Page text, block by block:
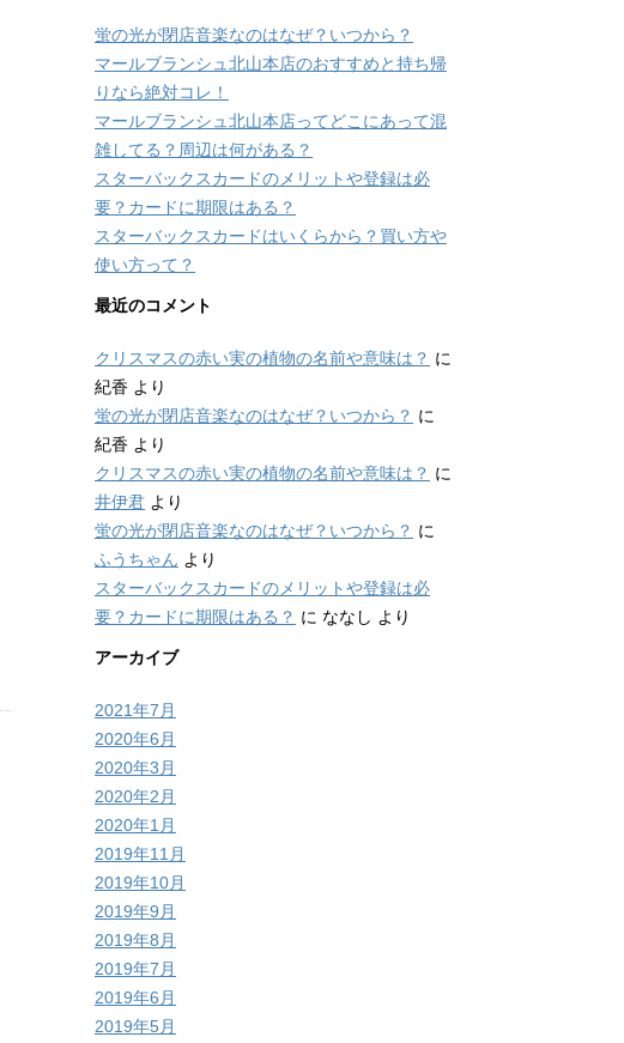
蛍の光が閉店音楽なのはなぜ？いつから？
マールブランシュ北山本店のおすすめと持ち帰
りなら絶対コレ！
マールブランシュ北山本店ってどこにあって混
雑してる？周辺は何がある？
スターバックスカードのメリットや登録は必
要？カードに期限はある？
スターバックスカードはいくらから？買い方や
使い方って？
最近のコメント
クリスマスの赤い実の植物の名前や意味は？ に
紀香 より
蛍の光が閉店音楽なのはなぜ？いつから？ に
紀香 より
クリスマスの赤い実の植物の名前や意味は？ に
井伊君 より
蛍の光が閉店音楽なのはなぜ？いつから？ に
ふうちゃん より
スターバックスカードのメリットや登録は必
要？カードに期限はある？ に ななし より
アーカイブ
2021年7月
2020年6月
2020年3月
2020年2月
2020年1月
2019年11月
2019年10月
2019年9月
2019年8月
2019年7月
2019年6月
2019年5月